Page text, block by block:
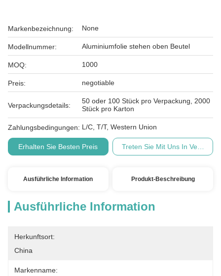
Markenbezeichnung: None
Modellnummer: Aluminiumfolie stehen oben Beutel
MOQ: 1000
Preis: negotiable
Verpackungsdetails:
50 oder 100 Stück pro Verpackung, 2000
Stück pro Karton
Zahlungsbedingungen: L/C, T/T, Western Union
Erhalten Sie Besten Preis Treten Sie Mit Uns In
Ausführliche Information Produkt-Beschreibung
Ausführliche Information
Herkunftsort:
China
Markenname: